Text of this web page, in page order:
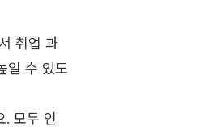
취업 과
일 수 있도
. 모두 인